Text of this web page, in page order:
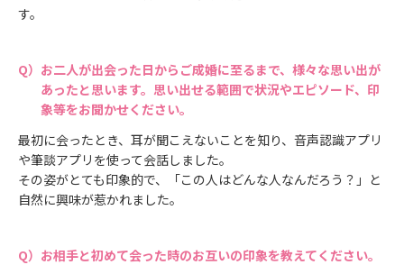
す。
お二人が出会った日からご成婚に至るまで、様々な思い出が
あったと思います。思い出せる範囲で状況やエピソード、印
象等をお聞かせください。
最初に会ったとき、耳が聞こえないことを知り、音声認識アプリ
や筆談アプリを使って会話しました。
その姿がとても印象的で、「この人はどんな人なんだろう？」と
自然に興味が惹かれました。
お相手と初めて会った時のお互いの印象を教えてください。